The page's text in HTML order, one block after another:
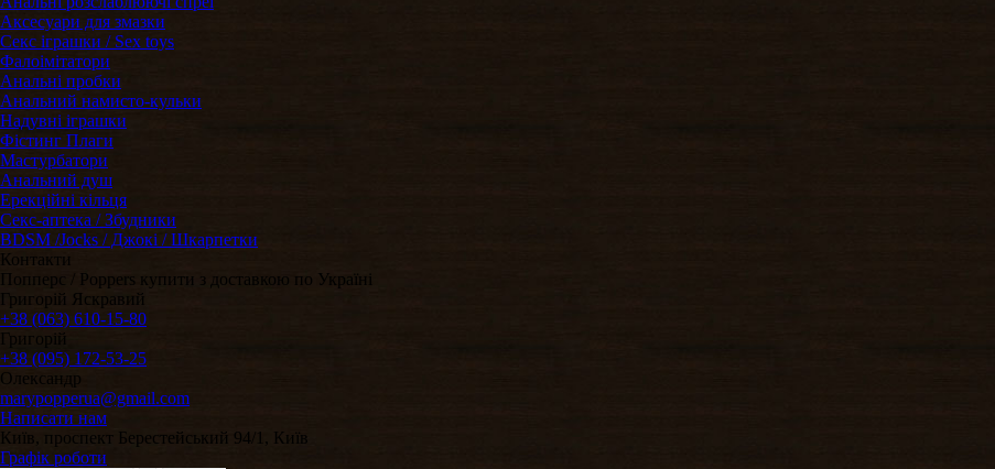
Аксесуари для змазки
Секс іграшки / Sex toys
Фалоімітатори
Анальні пробки
Анальний намисто-кульки
Надувні іграшки
Фістинг Плаги
Мастурбатори
Анальний душ
Ерекційні кільця
Секс-аптека / Збудники
BDSM /Jocks / Джокі / Шкарпетки
Контакти
Попперс / Poppers купити з доставкою по Україні
Григорій Яскравий
+38 (063) 610-15-80
Григорій
+38 (095) 172-53-25
Олександр
marypopperua@gmail.com
Написати нам
Київ, проспект Берестейський 94/1, Київ
Графік роботи